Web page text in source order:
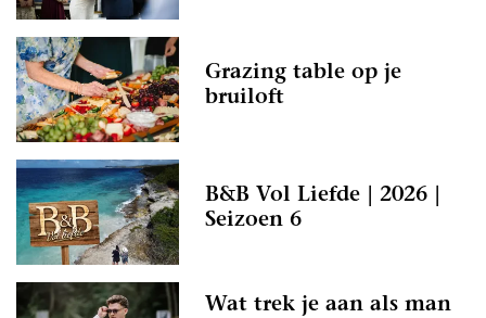
Grazing table op je
bruiloft
B&B Vol Liefde | 2026 |
Seizoen 6
Wat trek je aan als man